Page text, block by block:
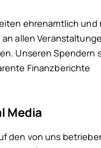
ehrenamtlich und
an allen
Unseren Spendern
Finanzberichte
Media
den von uns